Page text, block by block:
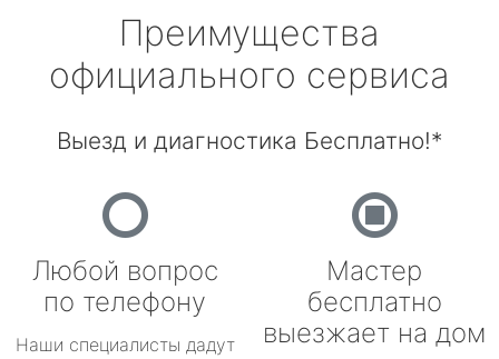
Преимущества
официального сервиса
Выезд и диагностика Бесплатно!*
Любой вопрос
по телефону
Наши специалисты дадут
Мастер
бесплатно
выезжает на дом